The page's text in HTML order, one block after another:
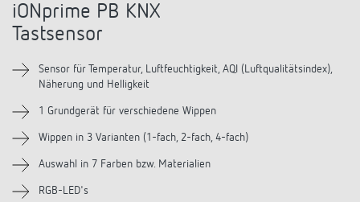
iONprime PB KNX
Tastsensor
Sensor für Temperatur, Luftfeuchtigkeit, AQI (Luftqualitätsindex),
Näherung und Helligkeit
1 Grundgerät für verschiedene Wippen
Wippen in 3 Varianten (1-fach, 2-fach, 4-fach)
Auswahl in 7 Farben bzw. Materialien
RGB-LED's